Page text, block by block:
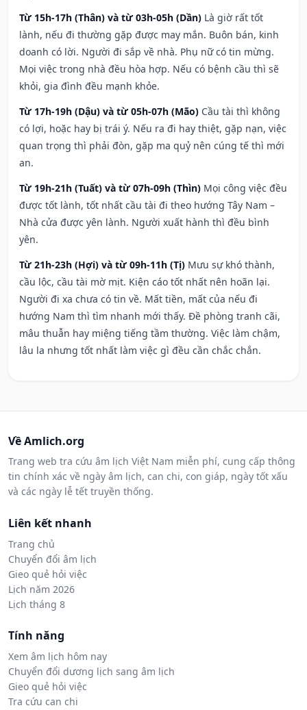
Từ 15h-17h (Thân) và từ 03h-05h (Dần) Là giờ rất tốt
lành, nếu đi thường gặp được may mắn. Buôn bán, kinh
doanh có lời. Người đi sắp về nhà. Phụ nữ có tin mừng.
Mọi việc trong nhà đều hòa hợp. Nếu có bệnh cầu thì sẽ
khỏi, gia đình đều mạnh khỏe.
Từ 17h-19h (Dậu) và từ 05h-07h (Mão) Cầu tài thì không
có lợi, hoặc hay bị trái ý. Nếu ra đi hay thiệt, gặp nạn, việc
quan trọng thì phải đòn, gặp ma quỷ nên cúng tế thì mới
an.
Từ 19h-21h (Tuất) và từ 07h-09h (Thìn) Mọi công việc đều
được tốt lành, tốt nhất cầu tài đi theo hướng Tây Nam –
Nhà cửa được yên lành. Người xuất hành thì đều bình
yên.
Từ 21h-23h (Hợi) và từ 09h-11h (Tị) Mưu sự khó thành,
cầu lộc, cầu tài mờ mịt. Kiện cáo tốt nhất nên hoãn lại.
Người đi xa chưa có tin về. Mất tiền, mất của nếu đi
hướng Nam thì tìm nhanh mới thấy. Đề phòng tranh cãi,
mâu thuẫn hay miệng tiếng tầm thường. Việc làm chậm,
lâu la nhưng tốt nhất làm việc gì đều cần chắc chắn.
Về Amlich.org
Trang web tra cứu âm lịch Việt Nam miễn phí, cung cấp thông
tin chính xác về ngày âm lịch, can chi, con giáp, ngày tốt xấu
và các ngày lễ tết truyền thống.
Liên kết nhanh
Trang chủ
Chuyển đổi âm lịch
Gieo quẻ hỏi việc
Lịch năm 2026
Lịch tháng 8
Tính năng
Xem âm lịch hôm nay
Chuyển đổi dương lịch sang âm lịch
Gieo quẻ hỏi việc
Tra cứu can chi